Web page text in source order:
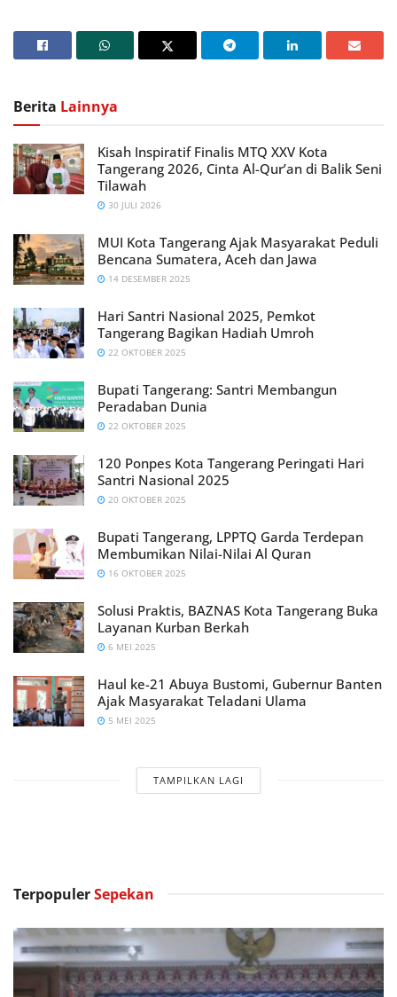
Berita Lainnya
Kisah Inspiratif Finalis MTQ XXV Kota
Tangerang 2026, Cinta Al-Qur’an di Balik Seni
Tilawah
30 JULI 2026
MUI Kota Tangerang Ajak Masyarakat Peduli
Bencana Sumatera, Aceh dan Jawa
14 DESEMBER 2025
Hari Santri Nasional 2025, Pemkot
Tangerang Bagikan Hadiah Umroh
22 OKTOBER 2025
Bupati Tangerang: Santri Membangun
Peradaban Dunia
22 OKTOBER 2025
120 Ponpes Kota Tangerang Peringati Hari
Santri Nasional 2025
20 OKTOBER 2025
Bupati Tangerang, LPPTQ Garda Terdepan
Membumikan Nilai-Nilai Al Quran
16 OKTOBER 2025
Solusi Praktis, BAZNAS Kota Tangerang Buka
Layanan Kurban Berkah
6 MEI 2025
Haul ke-21 Abuya Bustomi, Gubernur Banten
Ajak Masyarakat Teladani Ulama
5 MEI 2025
TAMPILKAN LAGI
TerpopulerSepekan